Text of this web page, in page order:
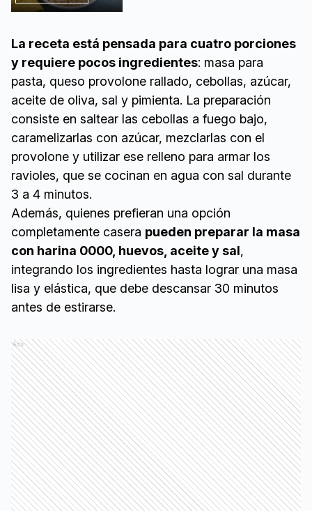
La receta está pensada para cuatro porciones
y requiere pocos ingredientes: masa para
pasta, queso provolone rallado, cebollas, azúcar,
aceite de oliva, sal y pimienta. La preparación
consiste en saltear las cebollas a fuego bajo,
caramelizarlas con azúcar, mezclarlas con el
provolone y utilizar ese relleno para armar los
ravioles, que se cocinan en agua con sal durante
3 a 4 minutos.
Además, quienes prefieran una opción
completamente casera pueden preparar la masa
con harina 0000, huevos, aceite y sal,
integrando los ingredientes hasta lograr una masa
lisa y elástica, que debe descansar 30 minutos
antes de estirarse.
Ads